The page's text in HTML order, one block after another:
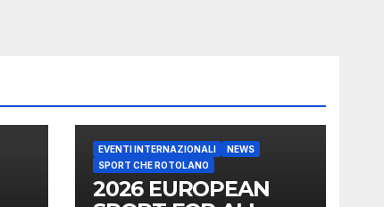
EVENTI INTERNAZIONALI
NEWS
SPORT CHE ROTOLANO
2026 EUROPEAN